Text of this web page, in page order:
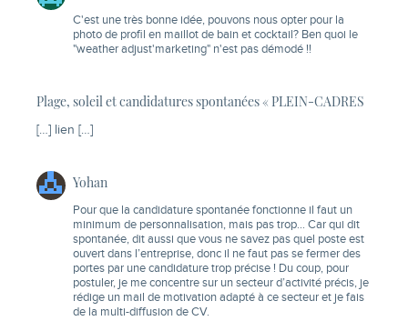
C'est une très bonne idée, pouvons nous opter pour la
photo de profil en maillot de bain et cocktail? Ben quoi le
"weather adjust'marketing" n'est pas démodé !!
Plage, soleil et candidatures spontanées « PLEIN-CADRES
[…] lien […]
Yohan
Pour que la candidature spontanée fonctionne il faut un
minimum de personnalisation, mais pas trop… Car qui dit
spontanée, dit aussi que vous ne savez pas quel poste est
ouvert dans l’entreprise, donc il ne faut pas se fermer des
portes par une candidature trop précise ! Du coup, pour
postuler, je me concentre sur un secteur d’activité précis, je
rédige un mail de motivation adapté à ce secteur et je fais
de la multi-diffusion de CV.